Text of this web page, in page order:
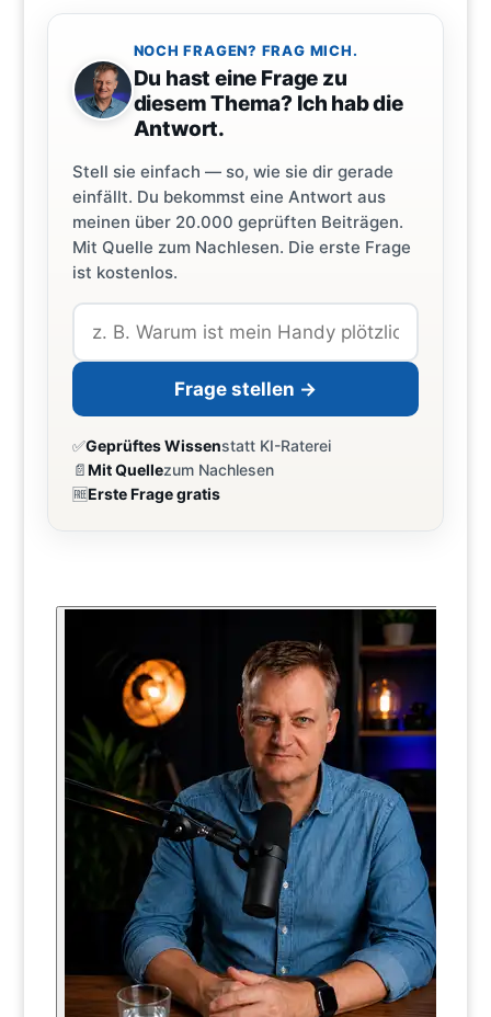
NOCH FRAGEN? FRAG MICH.
Du hast eine Frage zu
diesem Thema? Ich hab die
Antwort.
Stell sie einfach — so, wie sie dir gerade
einfällt. Du bekommst eine Antwort aus
meinen über 20.000 geprüften Beiträgen.
Mit Quelle zum Nachlesen. Die erste Frage
ist kostenlos.
Frage stellen →
✅Geprüftes Wissenstatt KI-Raterei
📄Mit Quellezum Nachlesen
🆓Erste Frage gratis